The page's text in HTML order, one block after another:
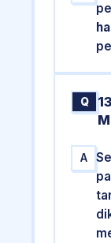
Q
A